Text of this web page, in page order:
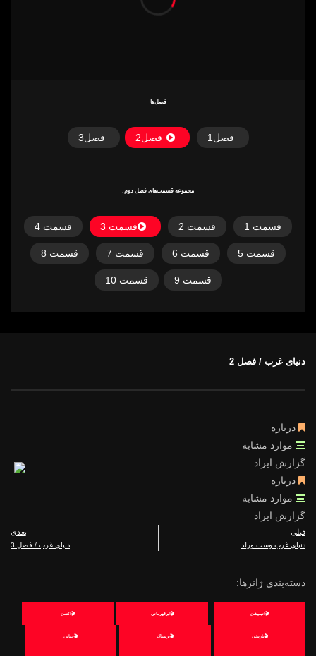
فصل‌ها
فصل1 فصل2 فصل3
مجموعه قسمت‌های فصل دوم:
قسمت 1 قسمت 2 قسمت 3 قسمت 4
قسمت 5 قسمت 6 قسمت 7 قسمت 8
قسمت 9 قسمت 10
دنیای غرب / فصل 2
درباره
موارد مشابه
گزارش ایراد
درباره
موارد مشابه
گزارش ایراد
قبلی
دنیای غرب وست ورلد
بعدی
دنیای غرب / فصل 3
دسته‌بندی ژانرها:
🎬انیمیشن 🎬ابرقهرمانی 🎬اکشن
🎬تاریخی 🎬ترسناک 🎬جنایی